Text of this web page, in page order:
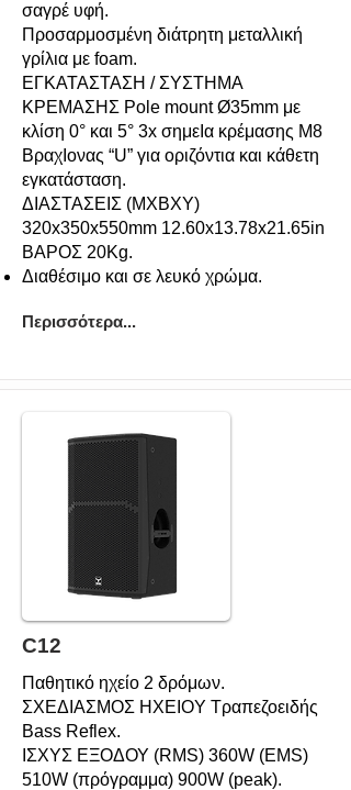
σαγρέ υφή.
Προσαρμοσμένη διάτρητη μεταλλική
γρίλια με foam.
ΕΓΚΑΤΑΣΤΑΣΗ / ΣΥΣΤΗΜΑ
ΚΡΕΜΑΣΗΣ Pole mount Ø35mm με
κλίση 0° και 5° 3x σημεΙα κρέμασης M8
ΒραχΙονας “U” για οριζόντια και κάθετη
εγκατάσταση.
ΔΙΑΣΤΑΣΕΙΣ (ΜXΒXΥ)
320x350x550mm 12.60x13.78x21.65in
ΒΑΡΟΣ 20Kg.
Διαθέσιμο και σε λευκό χρώμα.
Περισσότερα...
C12
Παθητικό ηχείο 2 δρόμων.
ΣΧΕΔΙΑΣΜΟΣ HXEIOY Τραπεζοειδής
Bass Reflex.
ΙΣΧΥΣ ΕΞΟΔΟΥ (RMS) 360W (EMS)
510W (πρόγραμμα) 900W (peak).